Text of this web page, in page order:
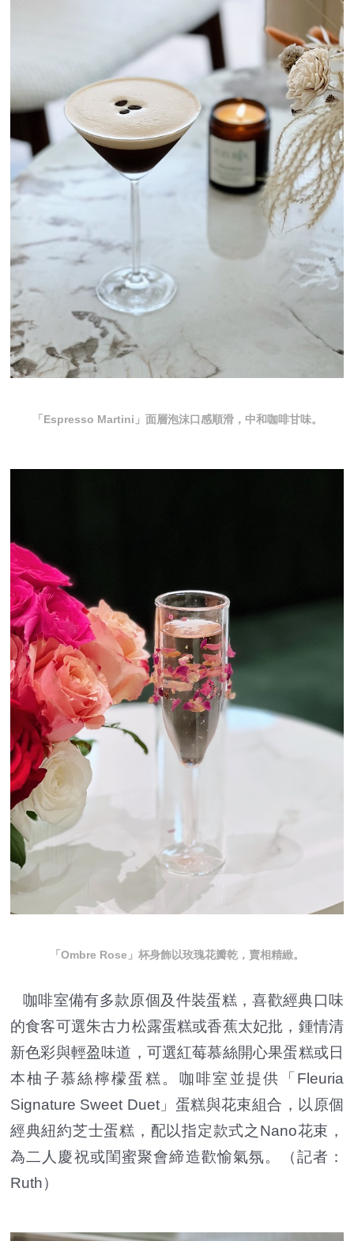
「Espresso Martini」面層泡沫口感順滑，中和咖啡甘味。
「Ombre Rose」杯身飾以玫瑰花瓣乾，賣相精緻。
咖啡室備有多款原個及件裝蛋糕，喜歡經典口味
的食客可選朱古力松露蛋糕或香蕉太妃批，鍾情清
新色彩與輕盈味道，可選紅莓慕絲開心果蛋糕或日
本柚子慕絲檸檬蛋糕。咖啡室並提供「Fleuria
Signature Sweet Duet」蛋糕與花束組合，以原個
經典紐約芝士蛋糕，配以指定款式之Nano花束，
為二人慶祝或閨蜜聚會締造歡愉氣氛。（記者：
Ruth）